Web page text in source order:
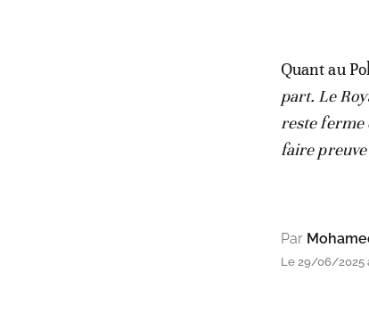
Quant au
part. Le
reste ferme
faire preuve
Par
Le 29/06/2025